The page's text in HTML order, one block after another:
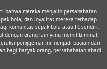
bahwa mereka menjalin persahabatan
bola, dan loyalitas mereka terhadap
komunitas sepak bola atau FC sendiri,
dengan orang lain yang memiliki minat
penggemar ini menjadi bagian dari
bagi banyak orang, persahabatan abadi